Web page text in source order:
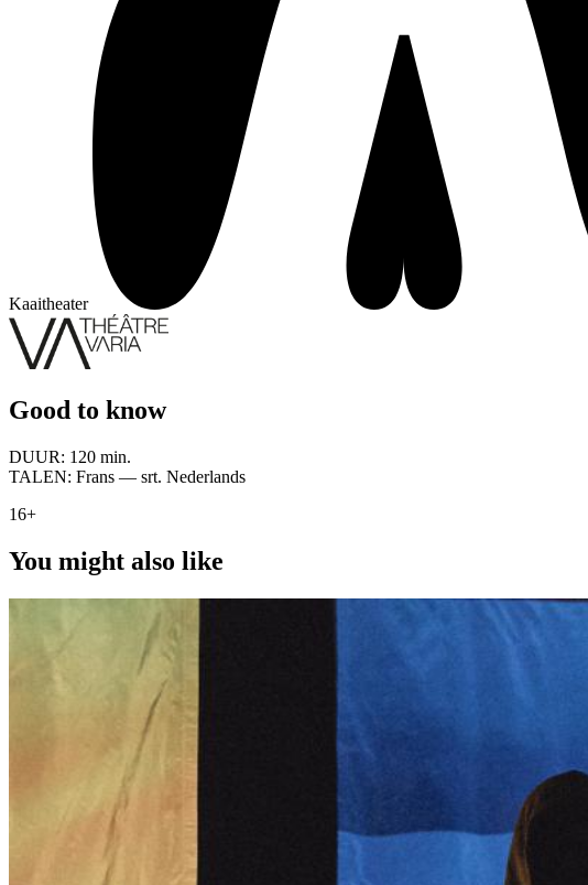
Kaaitheater
Good to know
DUUR: 120 min.
TALEN: Frans — srt. Nederlands
16+
You might also like